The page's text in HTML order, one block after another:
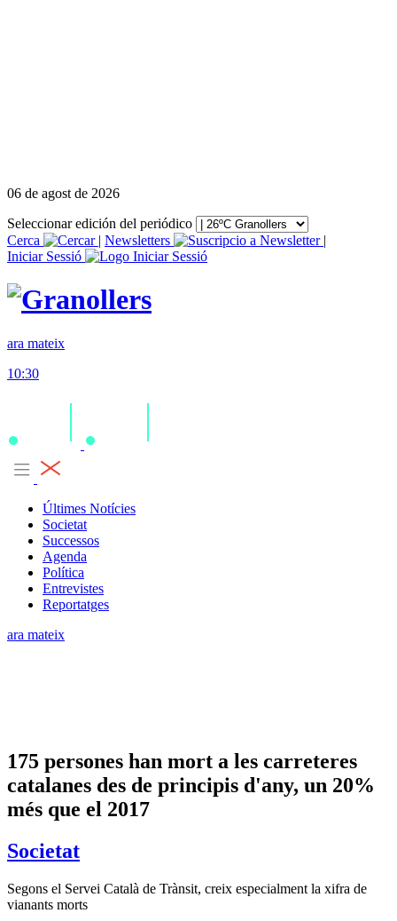
06 de agost de 2026
Seleccionar edición del periódico
Cerca
| Newsletters
|
Iniciar Sessió
ara mateix
10:30
Últimes Notícies
Societat
Successos
Agenda
Política
Entrevistes
Reportatges
ara mateix
175 persones han mort a les carreteres
catalanes des de principis d'any, un 20%
més que el 2017
Societat
Segons el Servei Català de Trànsit, creix especialment la xifra de
vianants morts